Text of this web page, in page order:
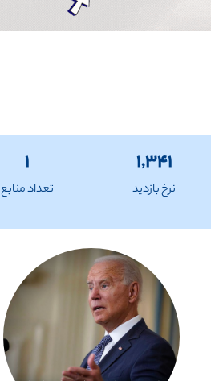
۱,۳۴۱
نرخ بازدید
۱
تعداد منابع